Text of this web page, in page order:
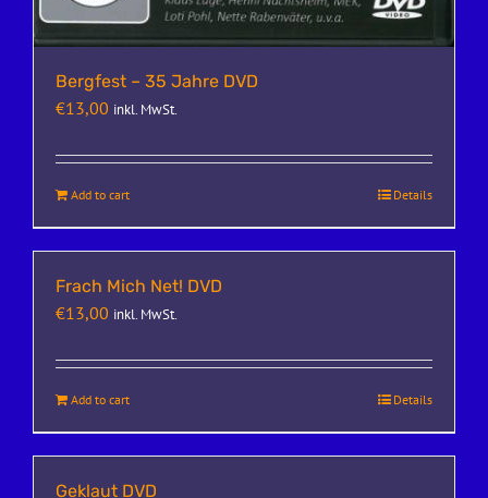
Bergfest – 35 Jahre DVD
€13,00 inkl. MwSt.
Add to cart Details
Frach Mich Net! DVD
€13,00 inkl. MwSt.
Add to cart Details
Geklaut DVD